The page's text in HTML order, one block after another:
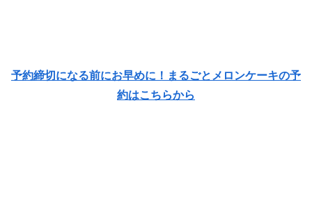
予約締切になる前にお早めに！まるごとメロンケーキの予
約はこちらから